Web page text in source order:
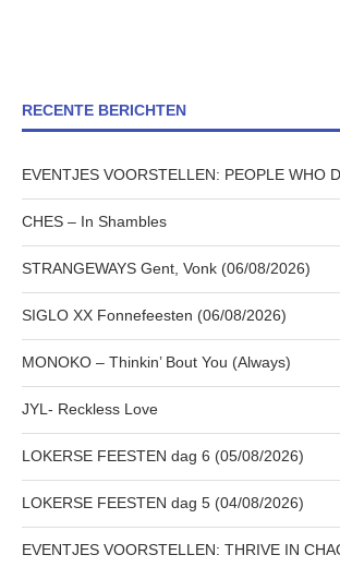
RECENTE BERICHTEN
EVENTJES VOORSTELLEN: PEOPLE WHO
CHES – In Shambles
STRANGEWAYS Gent, Vonk (06/08/2026)
SIGLO XX Fonnefeesten (06/08/2026)
MONOKO – Thinkin’ Bout You (Always)
JYL- Reckless Love
LOKERSE FEESTEN dag 6 (05/08/2026)
LOKERSE FEESTEN dag 5 (04/08/2026)
EVENTJES VOORSTELLEN: THRIVE IN